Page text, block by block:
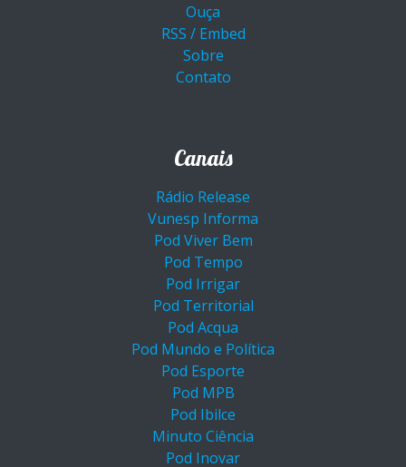
Ouça
RSS / Embed
Sobre
Contato
Canais
Rádio Release
Vunesp Informa
Pod Viver Bem
Pod Tempo
Pod Irrigar
Pod Territorial
Pod Acqua
Pod Mundo e Política
Pod Esporte
Pod MPB
Pod Ibilce
Minuto Ciência
Pod Inovar